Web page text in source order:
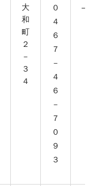
大
和
町
２
－
３
４
０
４
６
７
－
４
６
－
７
０
９
３
―